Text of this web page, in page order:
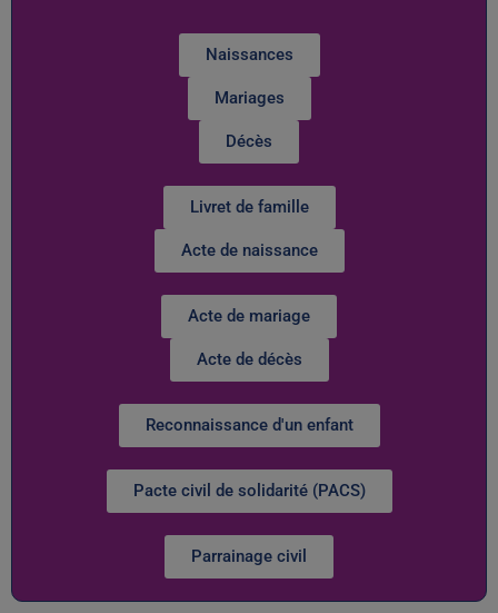
Naissances
Mariages
Décès
Livret de famille
Acte de naissance
Acte de mariage
Acte de décès
Reconnaissance d'un enfant
Pacte civil de solidarité (PACS)
Parrainage civil